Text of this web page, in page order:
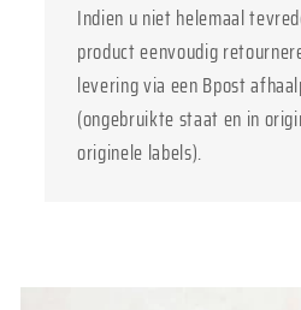
Indien u niet helemaal
product eenvoudig
levering via een Bpost
(ongebruikte staat en in
originele labels).